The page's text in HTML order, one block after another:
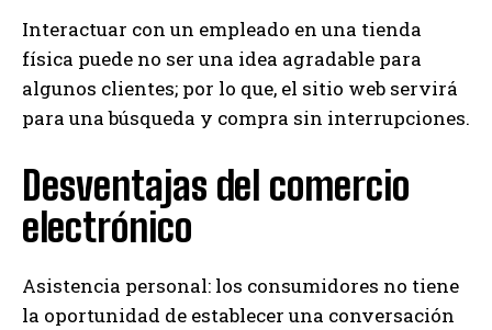
Interactuar con un empleado en una tienda
física puede no ser una idea agradable para
algunos clientes; por lo que, el sitio web servirá
para una búsqueda y compra sin interrupciones.
Desventajas del comercio
electrónico
Asistencia personal: los consumidores no tiene
la oportunidad de establecer una conversación